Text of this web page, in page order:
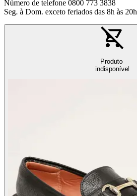
Número de telefone 0800 773 3838
Seg. à Dom. exceto feriados das 8h às 20h
Produto
indisponível